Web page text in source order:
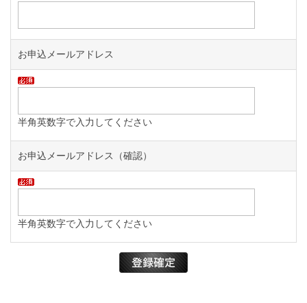
お申込メールアドレス
半角英数字で入力してください
お申込メールアドレス（確認）
半角英数字で入力してください